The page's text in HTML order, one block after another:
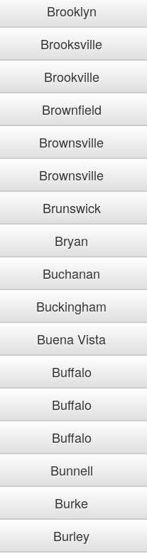
Brooklyn
Brooksville
Brookville
Brownfield
Brownsville
Brownsville
Brunswick
Bryan
Buchanan
Buckingham
Buena Vista
Buffalo
Buffalo
Buffalo
Bunnell
Burke
Burley